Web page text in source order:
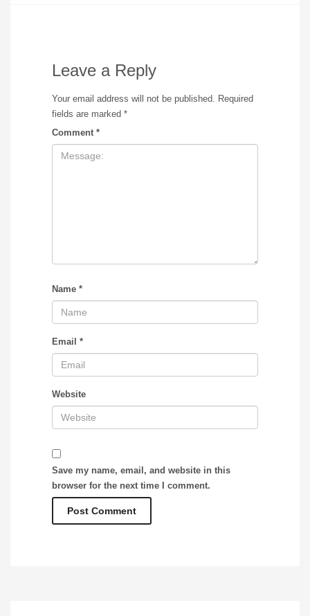
Leave a Reply
Your email address will not be published. Required
fields are marked *
Comment *
Name *
Email *
Website
Save my name, email, and website in this
browser for the next time I comment.